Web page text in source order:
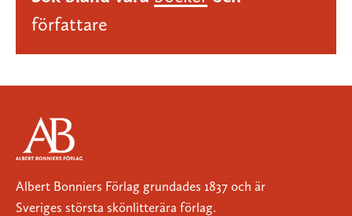
författare
Albert Bonniers Förlag grundades 1837 och är
Sveriges största skönlitterära förlag.